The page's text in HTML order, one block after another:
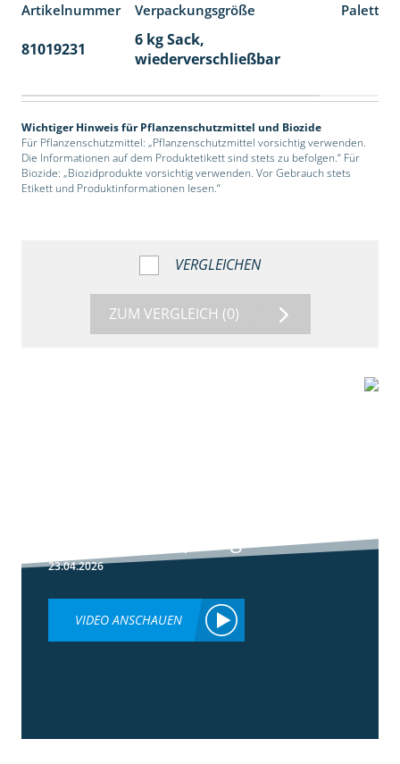
Artikelnummer Verpackungsgröße
81019231
6 kg Sack,
wiederverschließbar
Wichtiger Hinweis für Pflanzenschutzmittel und Biozide
Für Pflanzenschutzmittel: „Pflanzenschutzmittel vorsichtig verwenden.
Die Informationen auf dem Produktetikett sind stets zu befolgen.“ Für
Biozide: „Biozidprodukte vorsichtig verwenden. Vor Gebrauch stets
Etikett und Produktinformationen lesen.“
VERGLEICHEN
ZUM VERGLEICH (0)
23.04.2026
VIDEO ANSCHAUEN